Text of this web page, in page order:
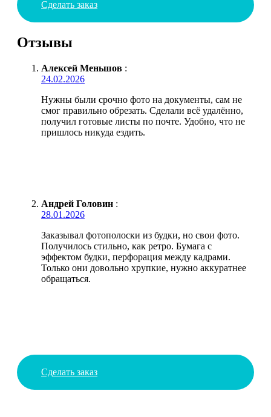
Сделать заказ
Отзывы
Алексей Меньшов :
24.02.2026
Нужны были срочно фото на документы, сам не
смог правильно обрезать. Сделали всё удалённо,
получил готовые листы по почте. Удобно, что не
пришлось никуда ездить.
Андрей Головин :
28.01.2026
Заказывал фотополоски из будки, но свои фото.
Получилось стильно, как ретро. Бумага с
эффектом будки, перфорация между кадрами.
Только они довольно хрупкие, нужно аккуратнее
обращаться.
Сделать заказ